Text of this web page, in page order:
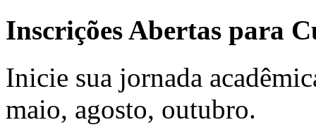
Inscrições Abertas para
Inicie sua jornada
maio, agosto, outubro.